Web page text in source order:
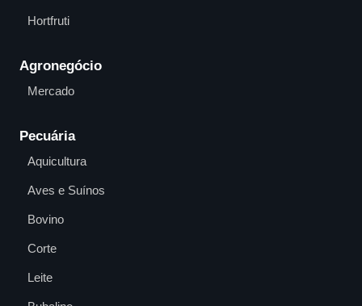
Hortfruti
Agronegócio
Mercado
Pecuária
Aquicultura
Aves e Suínos
Bovino
Corte
Leite